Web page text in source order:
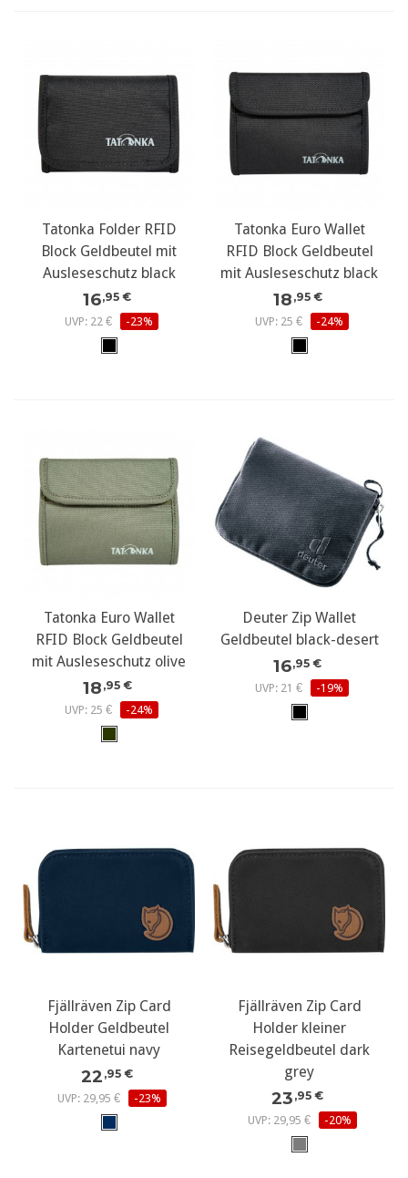
Tatonka Folder RFID
Block Geldbeutel mit
Ausleseschutz black
16,95 €
UVP: 22 €
-23%
Tatonka Euro Wallet
RFID Block Geldbeutel
mit Ausleseschutz black
18 ,95 €
UVP: 25 €
-24%
Tatonka Euro Wallet
RFID Block Geldbeutel
mit Ausleseschutz olive
18 ,95 €
UVP: 25 €
-24%
Deuter Zip Wallet
Geldbeutel black-desert
16,95 €
UVP: 21 €
-19%
Fjällräven Zip Card
Holder Geldbeutel
Kartenetui navy
22 ,95 €
UVP: 29,95 €
-23%
Fjällräven Zip Card
Holder kleiner
Reisegeldbeutel dark
grey
23 ,95 €
UVP: 29,95 €
-20%